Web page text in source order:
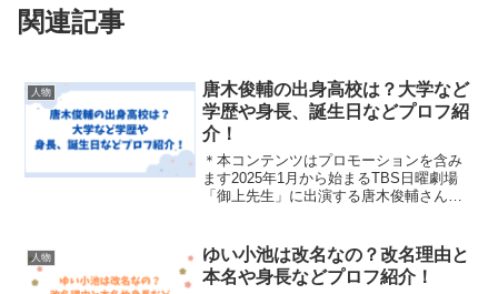
関連記事
人物
唐木俊輔の出身高校は？大学など
学歴や身長、誕生日などプロフ紹
介！
＊本コンテンツはプロモーションを含み
ます2025年1月から始まるTBS日曜劇場
「御上先生」に出演する唐木俊輔さん。
ルをご紹介していきます。唐木俊輔さん
のプロフィール引用...
人物
ゆい小池は改名なの？改名理由と
本名や身長などプロフ紹介！